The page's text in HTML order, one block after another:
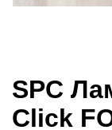
SPC
Click